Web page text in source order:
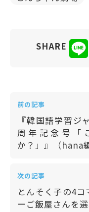
SHARE
前の記事
『韓国語学習
周年記念号「
か？」』（hana
次の記事
とんそく子の4
ーご飯屋さんを